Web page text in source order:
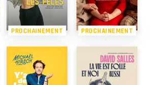
PROCHAINEMENT PROCHAINEMENT